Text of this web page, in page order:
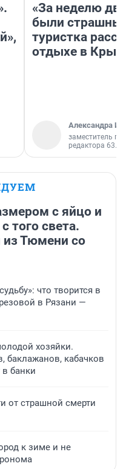
«За неделю
были
туристка
отдыхе в
Александра
заместитель
редактора 63.RU
с яйцо и
того света.
из Тюмени со
что творится в
в Рязани —
хозяйки.
баклажанов, кабачков
в банки
от страшной смерти
к зиме и не